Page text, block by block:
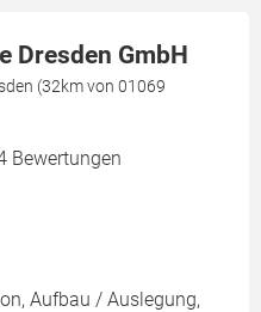
Dresden GmbH
(32km von 01069
Bewertungen
Aufbau / Auslegung,